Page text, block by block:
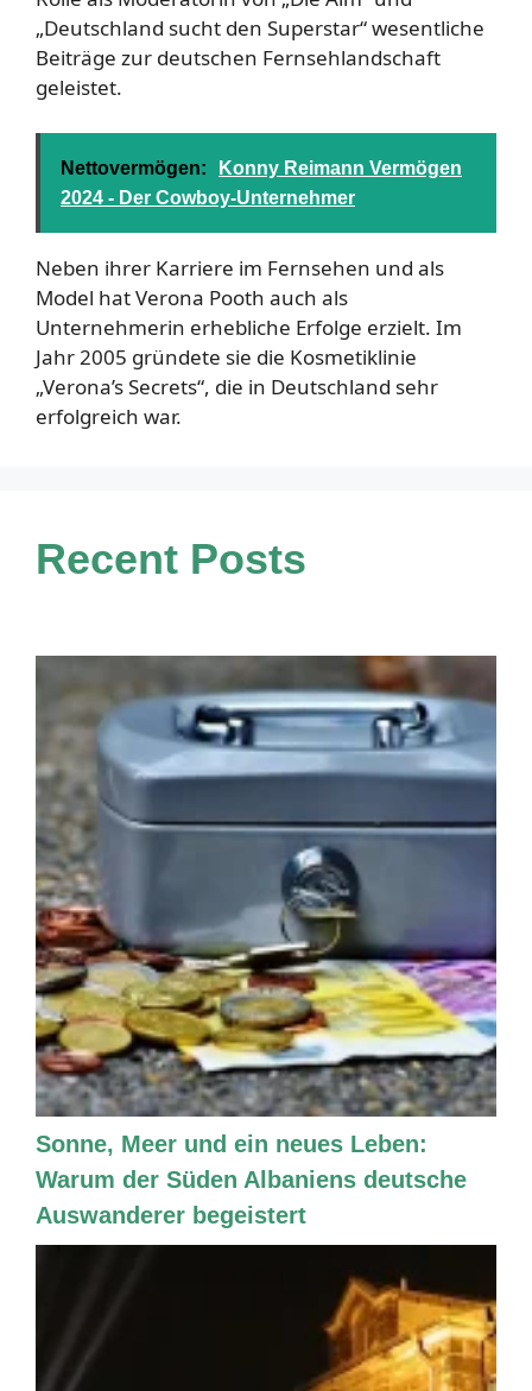
„Deutschland sucht den Superstar“ wesentliche
Beiträge zur deutschen Fernsehlandschaft
geleistet.
Nettovermögen:
Konny Reimann Vermögen
2024 - Der Cowboy-Unternehmer
Neben ihrer Karriere im Fernsehen und als
Model hat Verona Pooth auch als
Unternehmerin erhebliche Erfolge erzielt. Im
Jahr 2005 gründete sie die Kosmetiklinie
„Verona’s Secrets“, die in Deutschland sehr
erfolgreich war.
Recent Posts
Sonne, Meer und ein neues Leben:
Warum der Süden Albaniens deutsche
Auswanderer begeistert